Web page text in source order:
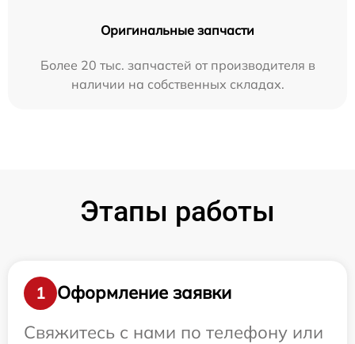
Оригинальные запчасти
Более 20 тыс. запчастей от производителя в
наличии на собственных складах.
Этапы работы
1
Оформление заявки
Свяжитесь с нами по телефону или